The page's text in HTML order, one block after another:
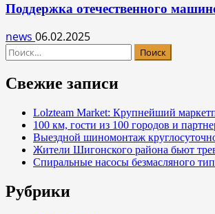
Поддержка отечественного
news 06.02.2025
Найти:
Свежие записи
Lolzteam Market: Крупнейший
100 км, гости из 100 городов и
Выездной шиномонтаж
Жители Шигонского района бьют
Спиральные насосы безмасляного
Рубрики